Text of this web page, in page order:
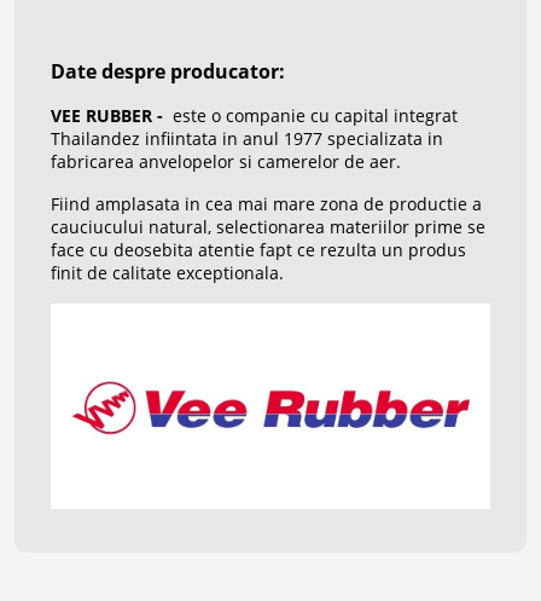
Date despre producator:
VEE RUBBER - este o companie cu capital integrat
Thailandez infiintata in anul 1977 specializata in
fabricarea anvelopelor si camerelor de aer.
Fiind amplasata in cea mai mare zona de productie a
cauciucului natural, selectionarea materiilor prime se
face cu deosebita atentie fapt ce rezulta un produs
finit de calitate exceptionala.